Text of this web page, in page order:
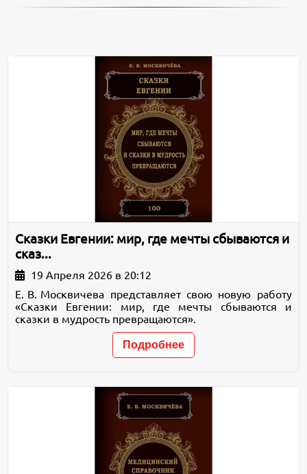
Сказки Евгении: мир, где мечты сбываются и
сказ...
19 Апреля 2026 в 20:12
Е. В. Москвичева представляет свою новую работу
«Сказки Евгении: мир, где мечты сбываются и
сказки в мудрость превращаются».
Подробнее